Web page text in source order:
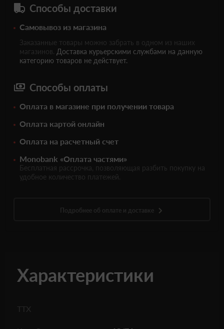
Способы доставки
Самовывоз из магазина
Заказанные товары можно забрать в одном из наших
магазинов. Доставка курьерскими службами на данную
категорию товаров не действует.
Способы оплаты
Оплата в магазине при получении товара
Оплата картой онлайн
Оплата на расчетный счет
Monobank «Оплата частями»
Бесплатная рассрочка, позволяющая разбить покупку на
удобное количество платежей.
Подробнее об оплате и доставке
Характеристики
ТТХ